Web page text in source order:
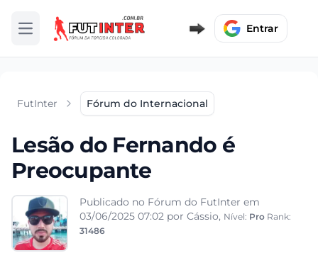
Abrir menu Entrar
FutInter Fórum do Internacional
Lesão do Fernando é
Preocupante
Publicado no Fórum do FutInter em
03/06/2025 07:02 por Cássio, Nível: Pro Rank:
31486